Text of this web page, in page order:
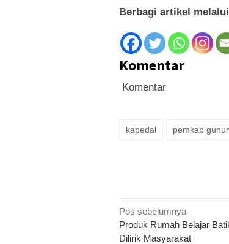
Berbagi artikel
Komentar
Komentar
kapedal pemkab
Navigasi
pos
Pos sebelumnya
Produk Rumah Belajar
Dilirik Masyarakat